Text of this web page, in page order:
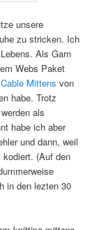
unsere
zu stricken. Ich
Als Garn
Webs Paket
Mittens von
habe. Trotz
als
habe ich aber
und dann, weil
(Auf den
in den lezten 30